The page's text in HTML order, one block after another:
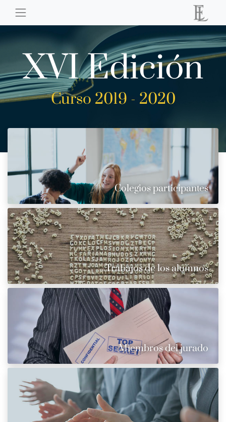
XVI Edición
Curso 2019 - 2020
Colegios participantes
Trabajos de los alumnos
Miembros del jurado